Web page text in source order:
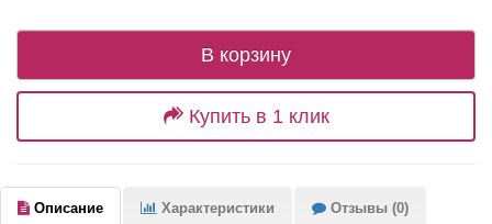
В корзину
Купить в 1 клик
Описание Характеристики Отзывы (0)